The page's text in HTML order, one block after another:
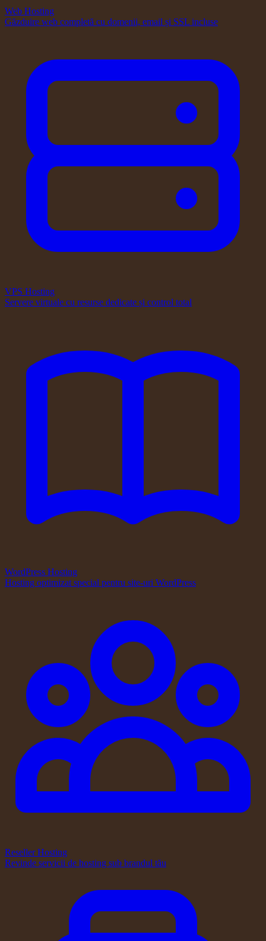
Web Hosting
Găzduire web completă cu domenii, email și SSL incluse
VPS Hosting
Servere virtuale cu resurse dedicate și control total
WordPress Hosting
Hosting optimizat special pentru site-uri WordPress
Reseller Hosting
Revinde servicii de hosting sub brandul tău